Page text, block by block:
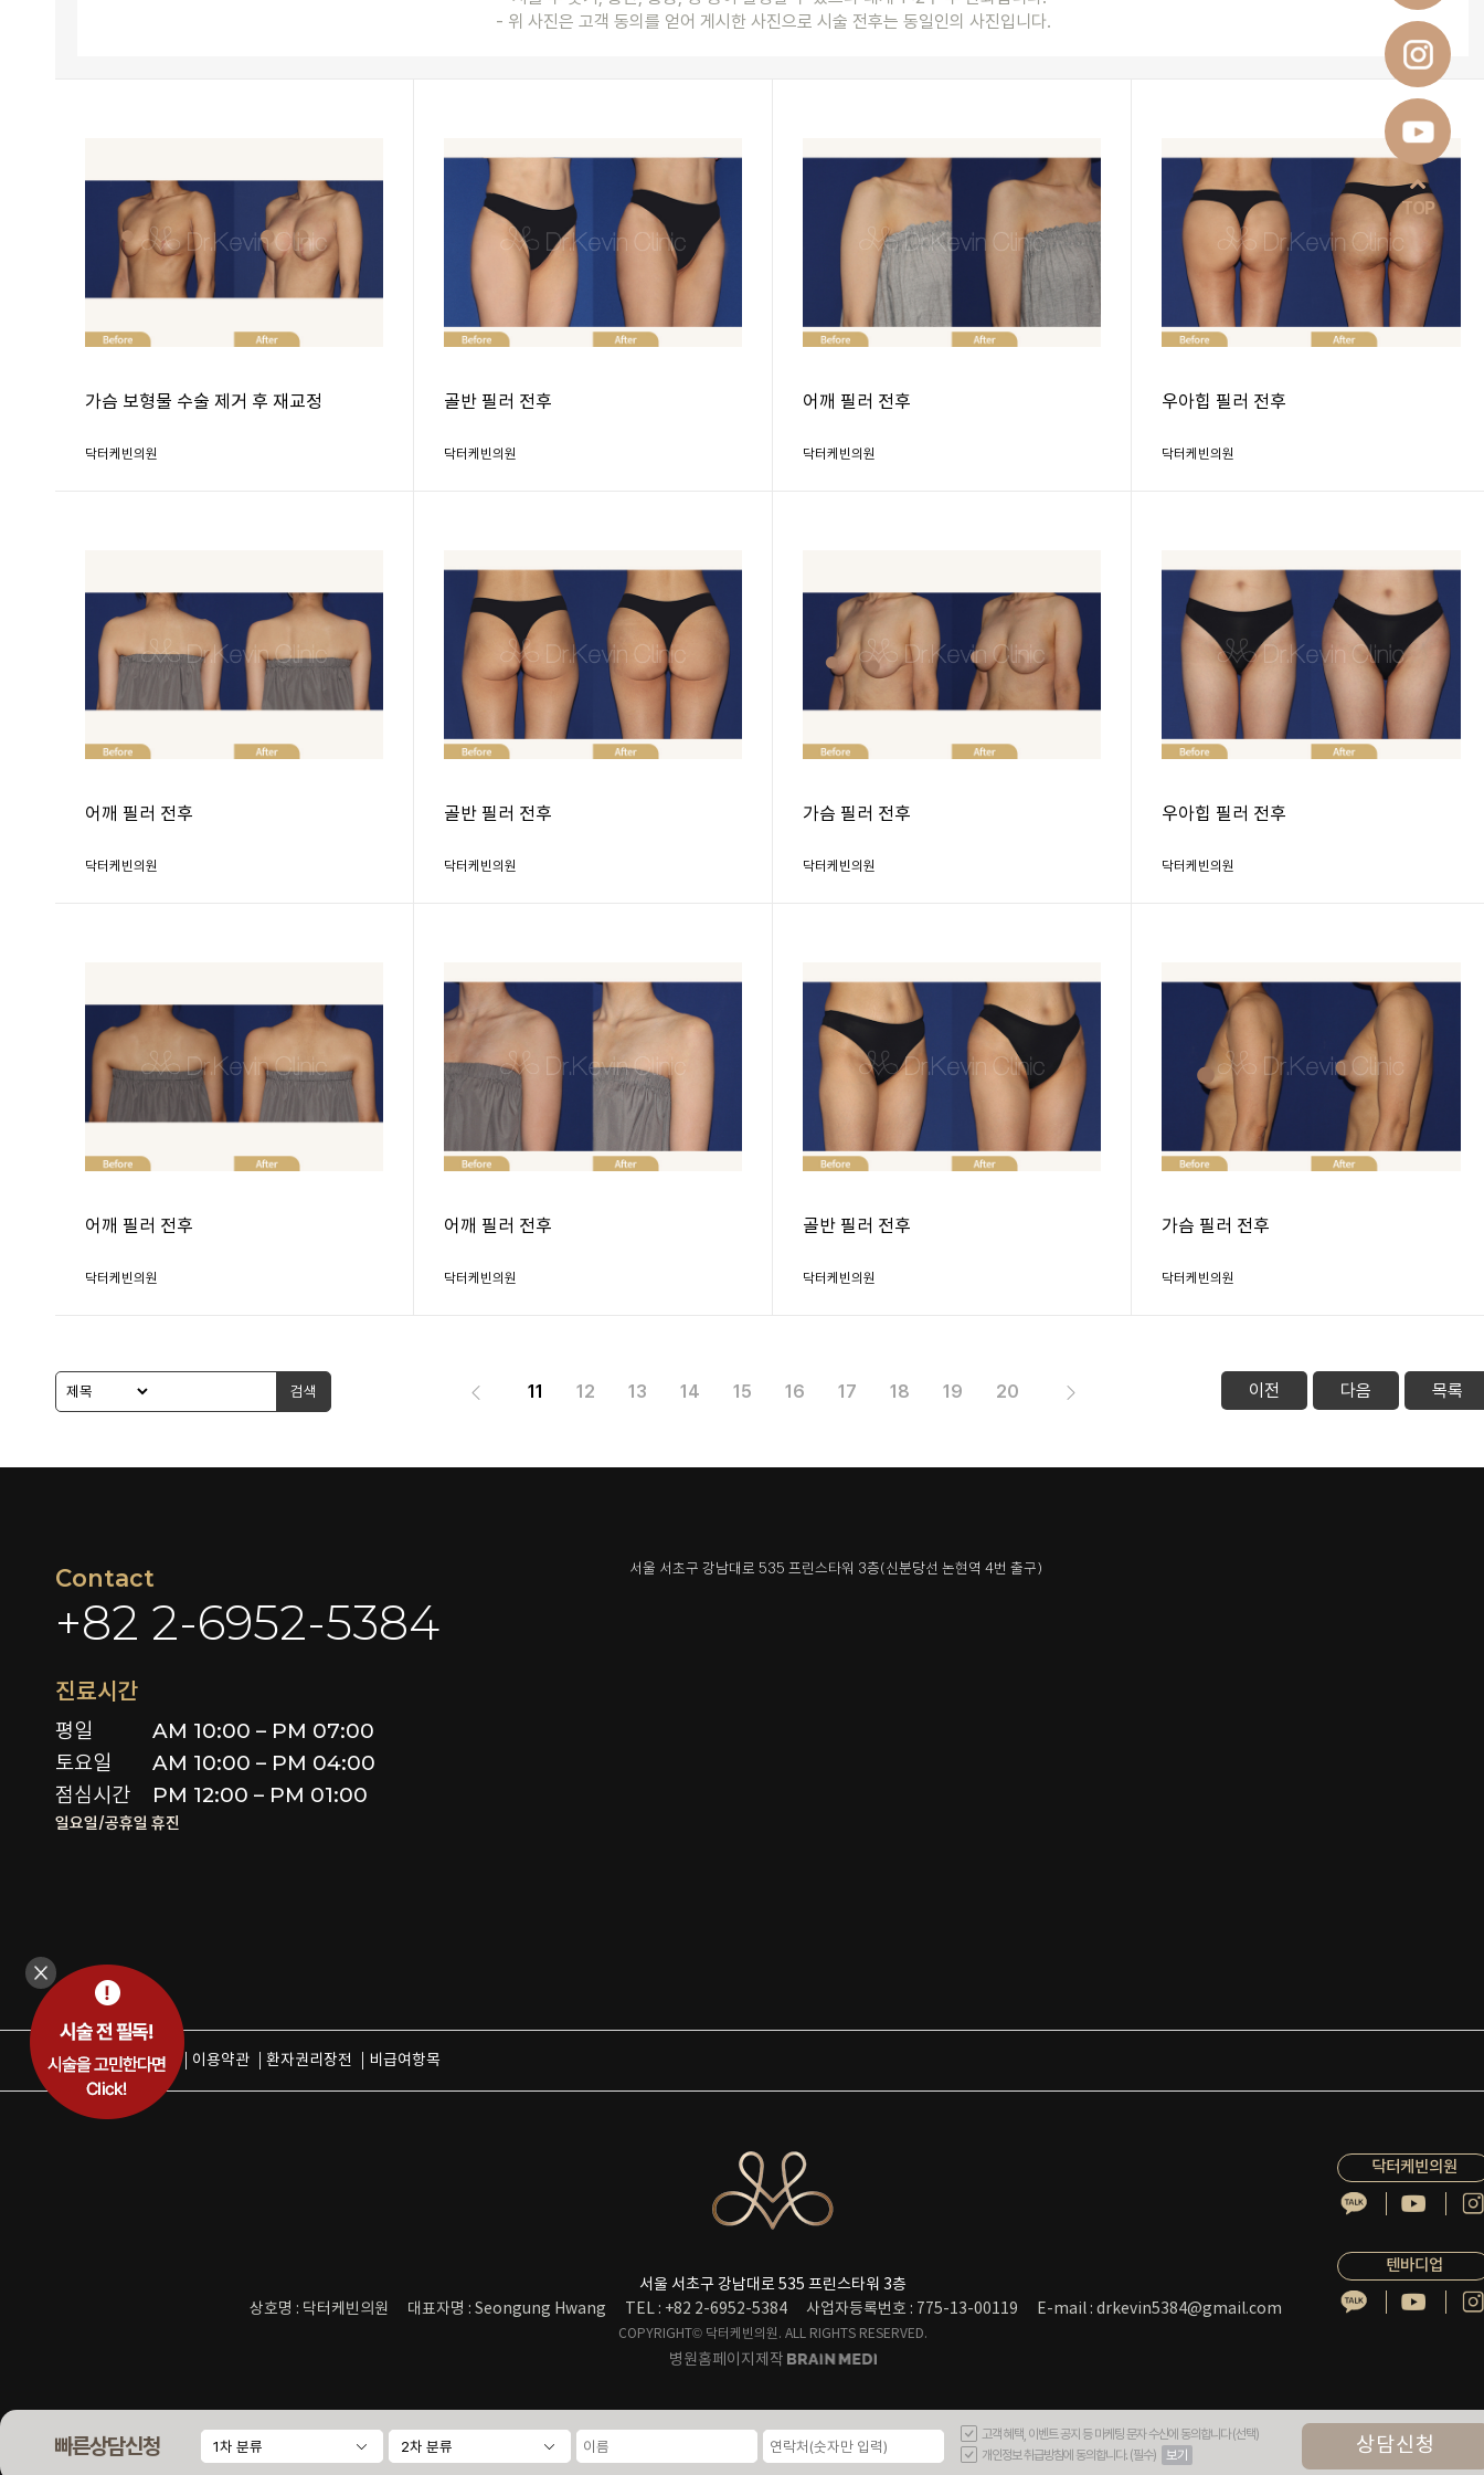
- 위 사진은 고객 동의를 얻어 게시한 사진으로 시술 전후는 동일인의 사진입니다.
가슴 보형물 수술 제거 후 재교정
닥터케빈의원
골반 필러 전후
닥터케빈의원
어깨 필러 전후
닥터케빈의원
우아힙 필러 전후
닥터케빈의원
어깨 필러 전후
닥터케빈의원
골반 필러 전후
닥터케빈의원
가슴 필러 전후
닥터케빈의원
우아힙 필러 전후
닥터케빈의원
어깨 필러 전후
닥터케빈의원
어깨 필러 전후
닥터케빈의원
골반 필러 전후
닥터케빈의원
가슴 필러 전후
닥터케빈의원
검색 11 12 13 14 15 16 17 18 19 20 이전 다음 목록
빠른상담신청
고객 혜택, 이벤트 공지 등 마케팅 문자 수신에 동의합니다 (선택)
개인정보 취급방침에 동의합니다. (필수)
보기 상담신청
Contact
+82 2-6952-5384
진료시간
평일
토요일
점심시간
AM 10:00 – PM 07:00
AM 10:00 – PM 04:00
PM 12:00 – PM 01:00
일요일/공휴일 휴진
서울 서초구 강남대로 535 프린스타워 3층(신분당선 논현역 4번 출구)
개인정보취급방침 이용약관 환자권리장전 비급여항목
닥터케빈의원
텐바디업
서울 서초구 강남대로 535 프린스타워 3층
상호명 : 닥터케빈의원
대표자명 : Seongung Hwang TEL : +82 2-6952-5384 사업자등록번호 : 775-13-00119 E-mail : drkevin5384@gmail.com
COPYRIGHT© 닥터케빈의원. ALL RIGHTS RESERVED.
병원홈페이지제작
TOP